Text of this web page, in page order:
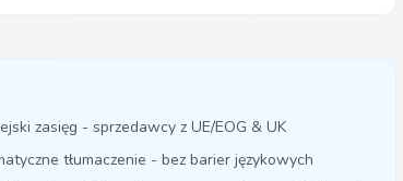
zasięg - sprzedawcy z UE/EOG & UK
tłumaczenie - bez barier językowych